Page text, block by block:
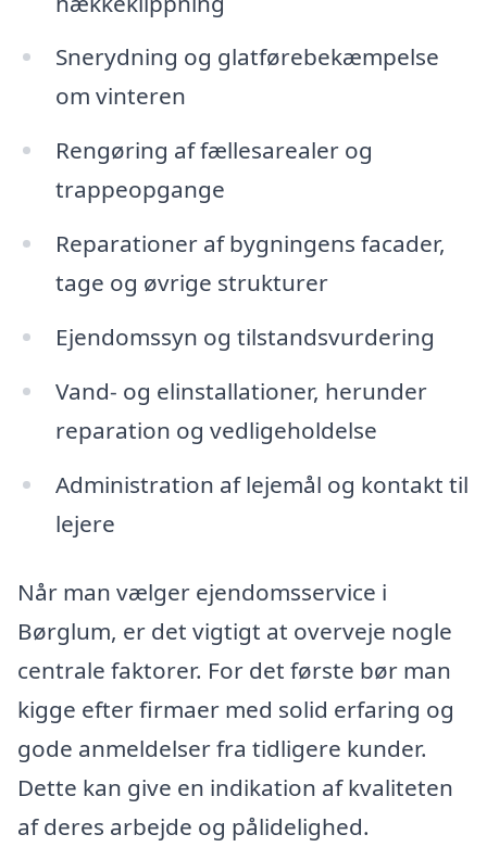
Snerydning og glatførebekæmpelse
om vinteren
Rengøring af fællesarealer og
trappeopgange
Reparationer af bygningens facader,
tage og øvrige strukturer
Ejendomssyn og tilstandsvurdering
Vand- og elinstallationer, herunder
reparation og vedligeholdelse
Administration af lejemål og kontakt til
lejere
Når man vælger ejendomsservice i
Børglum, er det vigtigt at overveje nogle
centrale faktorer. For det første bør man
kigge efter firmaer med solid erfaring og
gode anmeldelser fra tidligere kunder.
Dette kan give en indikation af kvaliteten
af deres arbejde og pålidelighed.